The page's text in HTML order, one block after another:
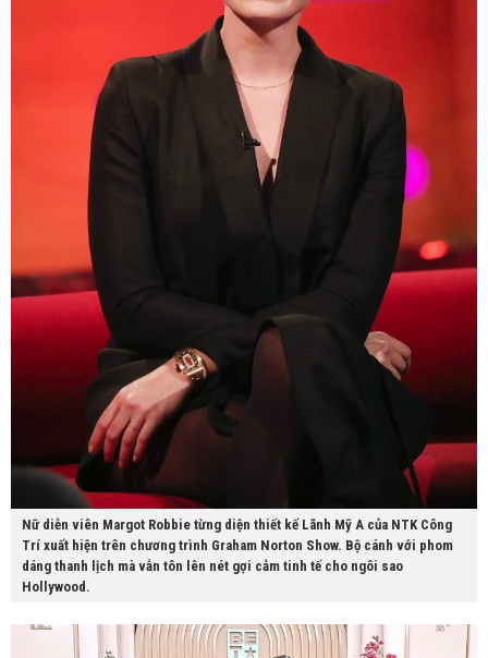
Nữ diễn viên Margot Robbie từng diện thiết kế Lãnh Mỹ A của NTK Công
Trí xuất hiện trên chương trình Graham Norton Show. Bộ cánh với phom
dáng thanh lịch mà vẫn tôn lên nét gợi cảm tinh tế cho ngôi sao
Hollywood.